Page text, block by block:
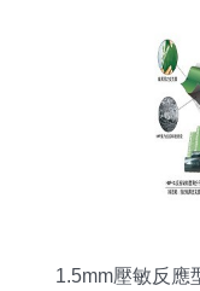
1.5mm壓敏反應